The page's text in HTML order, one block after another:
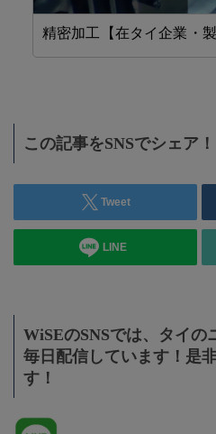
精密加工【在タイ企業・製
この記事をSNSでシェア！
Tweet
LINE
WiSEのSNSでは、タイの
毎日配信しています！是
す！